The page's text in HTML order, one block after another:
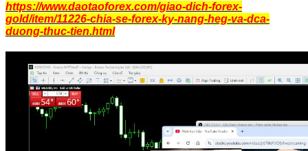
https://www.daotaoforex.com/giao-dich-forex-
gold/item/11226-chia-se-forex-ky-nang-heg-va-dca-
duong-thuc-tien.html